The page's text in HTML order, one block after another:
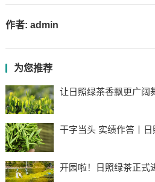
作者: admin
为您推荐
让日照绿茶香飘更广阔
干字当头 实绩作答丨
开园啦！日照绿茶正式